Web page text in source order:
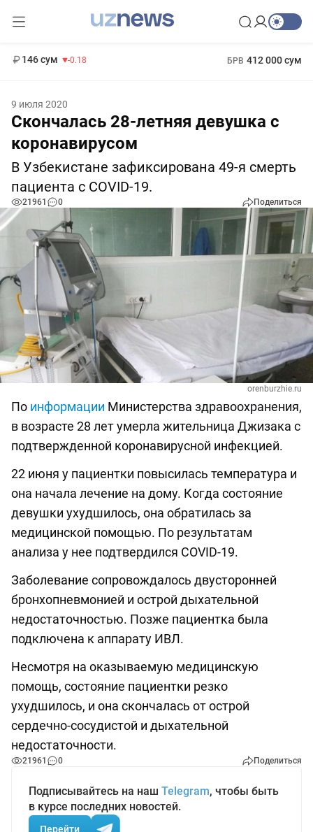
146 сум -0.18 БРВ 412 000 сум
9 июля 2020
Скончалась 28-летняя девушка с
коронавирусом
В Узбекистане зафиксирована 49-я смерть
пациента с COVID-19.
21961 0 Поделиться
orenburzhie.ru
По информации Министерства здравоохранения,
в возрасте 28 лет умерла жительница Джизака с
подтвержденной коронавирусной инфекцией.
22 июня у пациентки повысилась температура и
она начала лечение на дому. Когда состояние
девушки ухудшилось, она обратилась за
медицинской помощью. По результатам
анализа у нее подтвердился COVID-19.
Заболевание сопровождалось двусторонней
бронхопневмонией и острой дыхательной
недостаточностью. Позже пациентка была
подключена к аппарату ИВЛ.
Несмотря на оказываемую медицинскую
помощь, состояние пациентки резко
ухудшилось, и она скончалась от острой
сердечно-сосудистой и дыхательной
недостаточности.
21961 0 Поделиться
Подписывайтесь на наш Telegram, чтобы быть
в курсе последних новостей.
Перейти